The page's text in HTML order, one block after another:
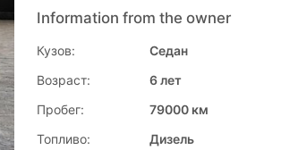
Information from the owner
Кузов:
Седан
Возраст:
6 лет
Пробег:
79000 км
Топливо:
Дизель